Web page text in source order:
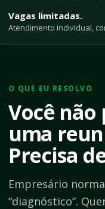
Vagas limitadas.
Atendimento individual,
O QUE EU RESOLVO
Você não
uma
Precisa
Empresário
“diagnóstico”.